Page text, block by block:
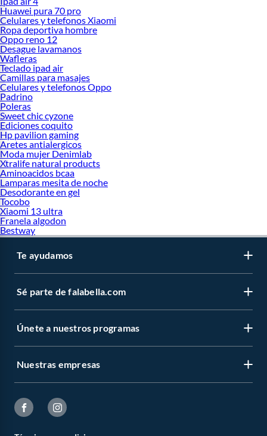
Huawei pura 70 pro
Celulares y telefonos Xiaomi
Ropa deportiva hombre
Oppo reno 12
Desague lavamanos
Wafleras
Teclado ipad air
Camillas para masajes
Celulares y telefonos Oppo
Padrino
Poleras
Sweet chic cyzone
Ediciones coquito
Hp pavilion gaming
Aretes antialergicos
Moda mujer Denimlab
Xtralife natural products
Aminoacidos bcaa
Lamparas mesita de noche
Desodorante en gel
Tocobo
Xiaomi 13 ultra
Franela algodon
Bestway
Te ayudamos
Sé parte de falabella.com
Únete a nuestros programas
Nuestras empresas